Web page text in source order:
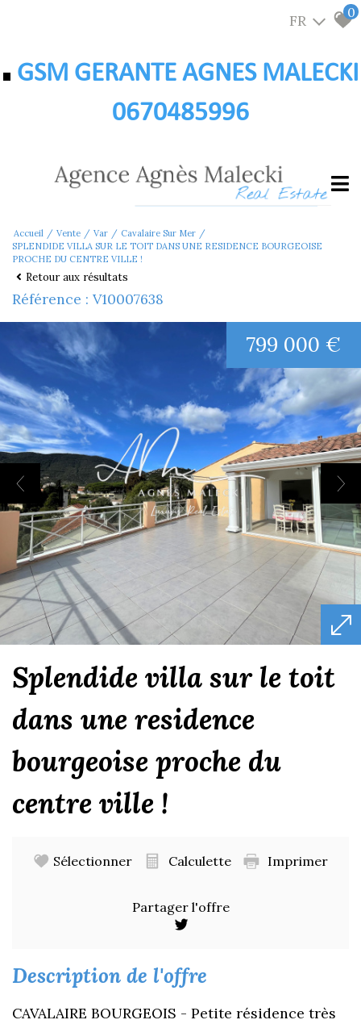
FR 0
GSM GERANTE AGNES MALECKI
0670485996
Accueil Vente Var
Cavalaire Sur Mer
SPLENDIDE VILLA SUR LE TOIT DANS UNE RESIDENCE BOURGEOISE
PROCHE DU CENTRE VILLE !
Retour aux résultats
Référence : V10007638
799 000 €
splendide villa sur le toit
dans une residence
bourgeoise proche du
centre ville !
Sélectionner Calculette Imprimer
Partager l'offre
description de l'offre
CAVALAIRE BOURGEOIS - Petite résidence très